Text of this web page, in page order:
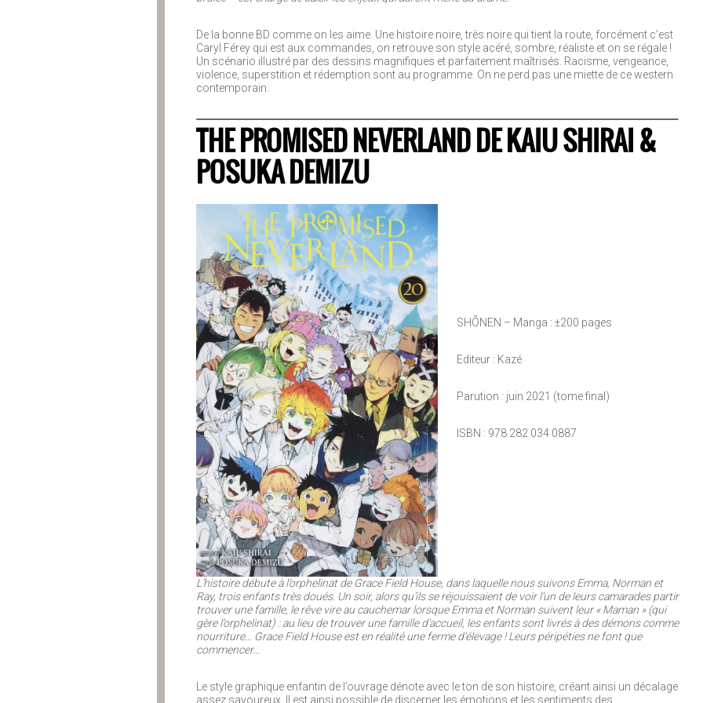
De la bonne BD comme on les aime. Une histoire noire, très noire qui tient la route, forcément c’est
Caryl Férey qui est aux commandes, on retrouve son style acéré, sombre, réaliste et on se régale !
Un scénario illustré par des dessins magnifiques et parfaitement maîtrisés. Racisme, vengeance,
violence, superstition et rédemption sont au programme. On ne perd pas une miette de ce western
contemporain.
THE PROMISED NEVERLAND DE KAIU SHIRAI &
POSUKA DEMIZU
SHÕNEN – Manga : ±200 pages
Editeur : Kazé
Parution : juin 2021 (tome final)
ISBN : 978 282 034 0887
L’histoire débute à l’orphelinat de Grace Field House, dans laquelle nous suivons Emma, Norman et
Ray, trois enfants très doués. Un soir, alors qu’ils se réjouissaient de voir l’un de leurs camarades partir
trouver une famille, le rêve vire au cauchemar lorsque Emma et Norman suivent leur « Maman » (qui
gère l’orphelinat) : au lieu de trouver une famille d’accueil, les enfants sont livrés à des démons comme
nourriture… Grace Field House est en réalité une ferme d’élevage ! Leurs péripéties ne font que
commencer…
Le style graphique enfantin de l’ouvrage dénote avec le ton de son histoire, créant ainsi un décalage
assez savoureux. Il est ainsi possible de discerner les émotions et les sentiments des